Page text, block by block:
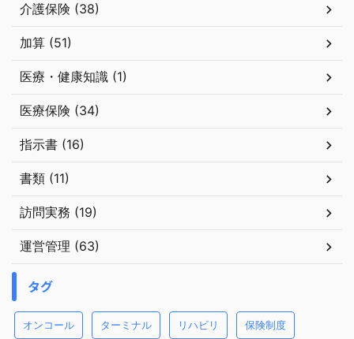
介護保険 (38)
加算 (51)
医療・健康知識 (1)
医療保険 (34)
指示書 (16)
書類 (11)
訪問実務 (19)
運営管理 (63)
タグ
オンコール ターミナル リハビリ 保険制度